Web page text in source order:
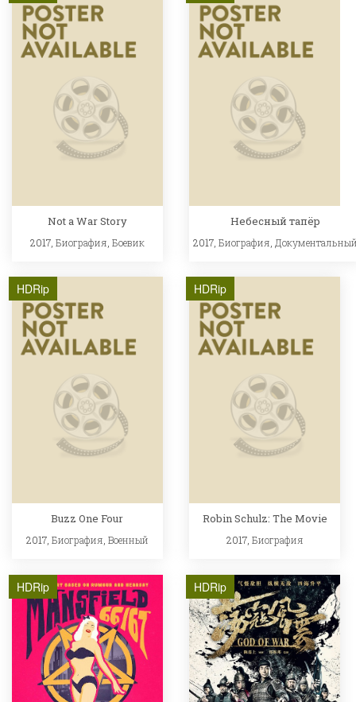
Not a War Story
2017, Биография Боевик
Небесный тапёр
2017,Биография
HDRip
Buzz One Four
2017, Биография, Военный
HDRip
Robin Schulz: The Movie
2017, Биография
HDRip HDRip